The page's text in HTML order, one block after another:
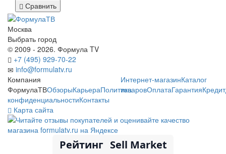
Сравнить
Москва
Выбрать город
© 2009 - 2026. Формула TV
+7 (495) 929-70-22
info@formulatv.ru
Компания
ФормулаТВОбзорыКарьераПолитика
конфиденциальностиКонтакты
Интернет-магазинКаталог
товаровОплатаГарантияКредит
Карта сайта
Рейтинг Sell Market